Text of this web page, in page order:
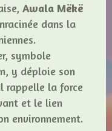
Awala Mëkë
dans la
symbole
y déploie son
rappelle la force
et le lien
environnement.